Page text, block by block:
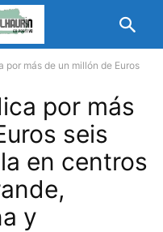
por más de un millón de Euros
por más
seis
en centros
y